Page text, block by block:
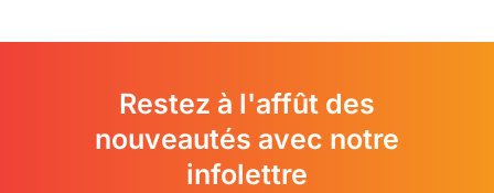
Restez à l'affût des
nouveautés avec notre
infolettre